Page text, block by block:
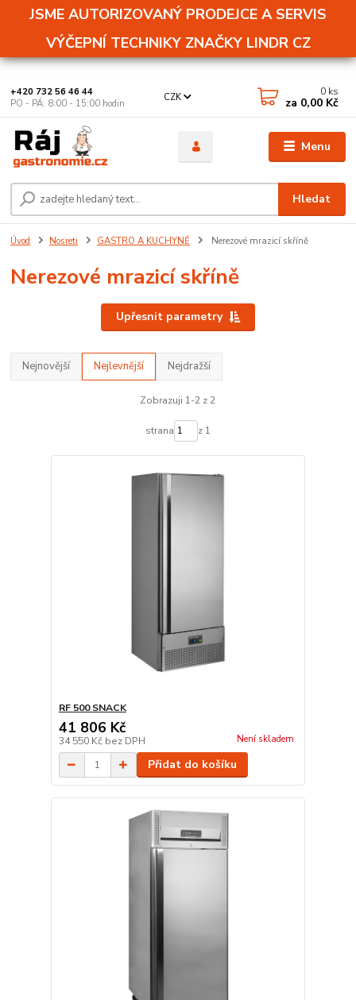
JSME AUTORIZOVANÝ PRODEJCE A SERVIS
VÝČEPNÍ TECHNIKY ZNAČKY LINDR CZ
Menu
CZK
Hledat
+420 732 56 46 44
PO - PÁ: 8:00 - 15:00 hodin
0 ks
za 0,00 Kč
Úvod Nosreti GASTRO A KUCHYNĚ Nerezové mrazicí skříně
Nerezové mrazicí skříně
Upřesnit parametry
Nejnovější Nejlevnější Nejdražší
Zobrazuji 1-2 z 2
strana z 1
RF 500 SNACK
41 806 Kč
34 550 Kč bez DPH Není skladem
Přidat do košíku